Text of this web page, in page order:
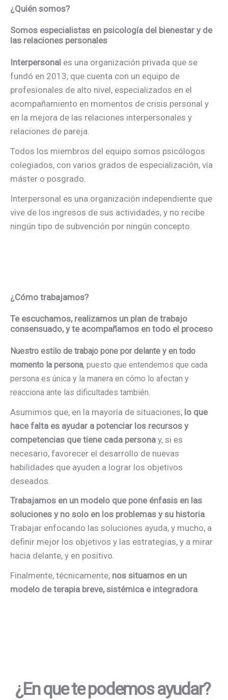
¿Quién somos?
Somos especialistas en psicología del bienestar y de
las relaciones personales
Interpersonal es una organización privada que se
fundó en 2013, que cuenta con un equipo de
profesionales de alto nivel, especializados en el
acompañamiento en momentos de crisis personal y
en la mejora de las relaciones interpersonales y
relaciones de pareja.
Todos los miembros del equipo somos psicólogos
colegiados, con varios grados de especialización, vía
máster o posgrado.
Interpersonal es una organización independiente que
vive de los ingresos de sus actividades, y no recibe
ningún tipo de subvención por ningún concepto.
¿Cómo trabajamos?
Te escuchamos, realizamos un plan de trabajo
consensuado, y te acompañamos en todo el proceso
Nuestro estilo de trabajo pone por delante y en todo
momento la persona, puesto que entendemos que cada
persona es única y la manera en cómo lo afectan y
reacciona ante las dificultades también.
Asumimos que, en la mayoría de situaciones, lo que
hace falta es ayudar a potenciar los recursos y
competencias que tiene cada persona y, si es
necesario, favorecer el desarrollo de nuevas
habilidades que ayuden a lograr los objetivos
deseados.
Trabajamos en un modelo que pone énfasis en las
soluciones y no solo en los problemas y su historia.
Trabajar enfocando las soluciones ayuda, y mucho, a
definir mejor los objetivos y las estrategias, y a mirar
hacia delante, y en positivo.
Finalmente, técnicamente, nos situamos en un
modelo de terapia breve, sistémica e integradora.
¿En que te podemos ayudar?